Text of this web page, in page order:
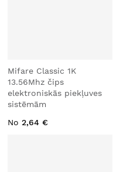
Mifare Classic 1K
13.56Mhz čips
elektroniskās piekļuves
sistēmām
No 2,64 €